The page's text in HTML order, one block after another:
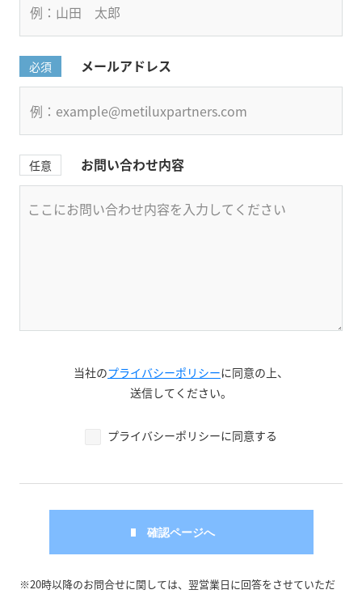
必須 メールアドレス
任意 お問い合わせ内容
当社のプライバシーポリシーに同意の上、
送信してください。
プライバシーポリシーに同意する
※20時以降のお問合せに関しては、翌営業日に回答をさせていただ